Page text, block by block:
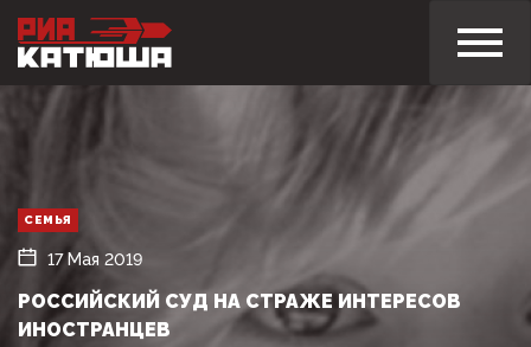
СЕМЬЯ
17 Мая 2019
РОССИЙСКИЙ СУД НА СТРАЖЕ ИНТЕРЕСОВ
ИНОСТРАНЦЕВ